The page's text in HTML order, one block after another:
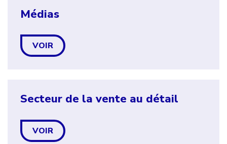
Médias
VOIR
Secteur de la vente au détail
VOIR